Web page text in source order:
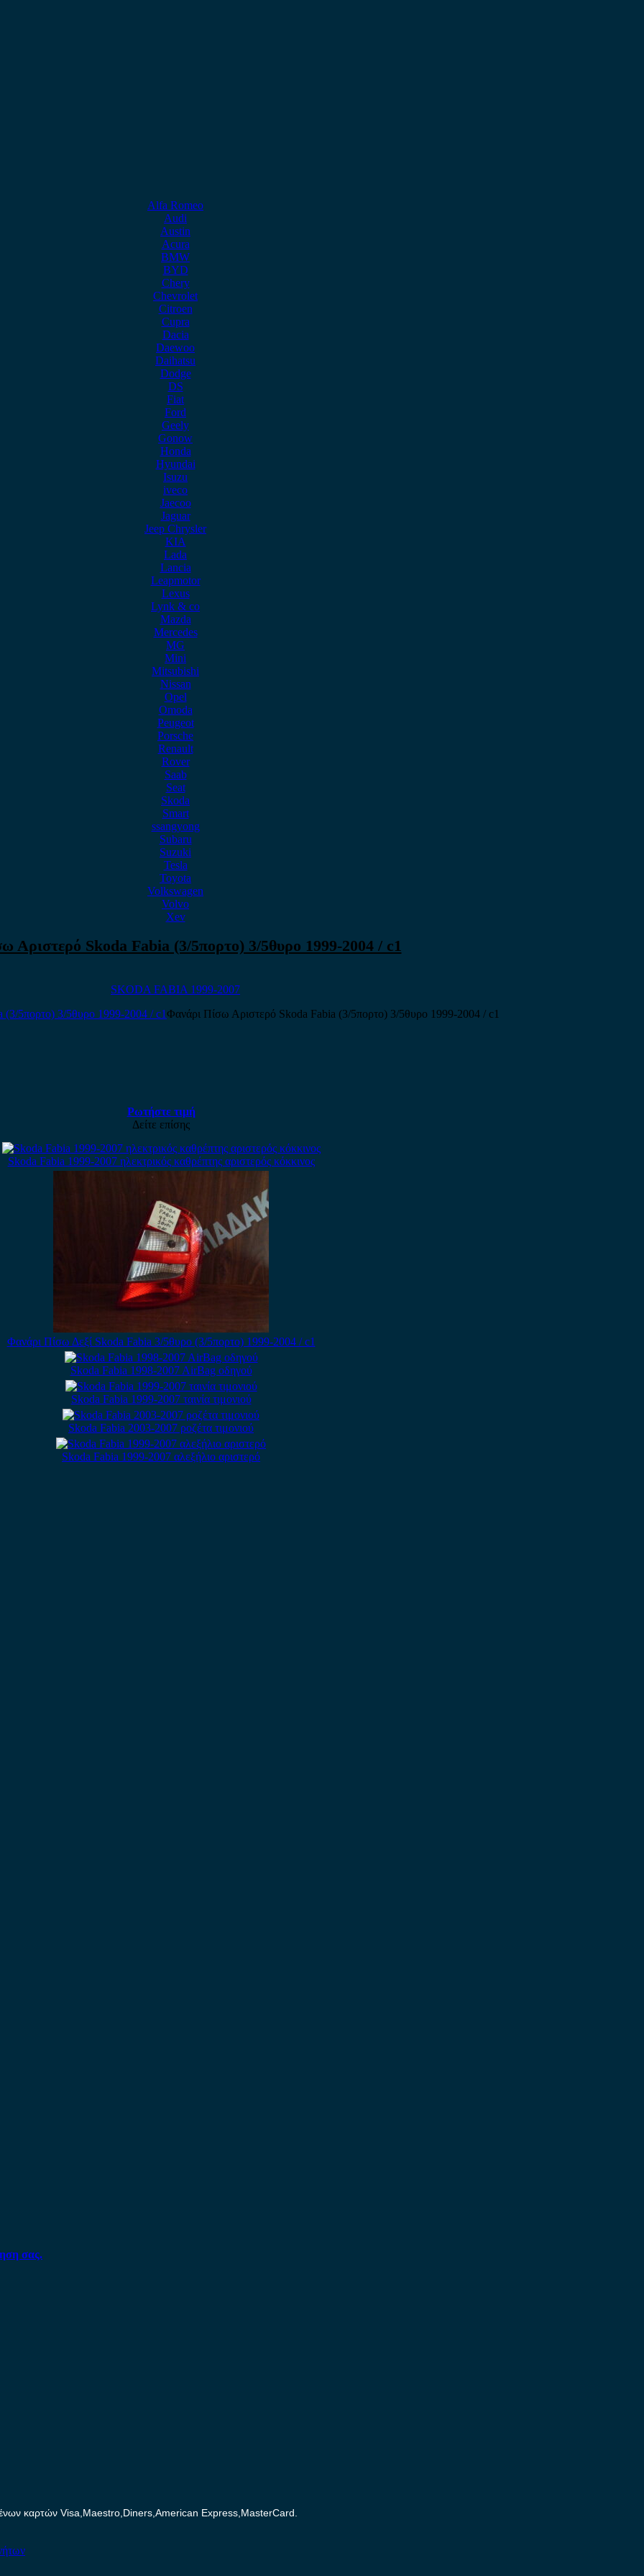
Alfa Romeo
Audi
Austin
Acura
BMW
BYD
Chery
Chevrolet
Citroen
Cupra
Dacia
Daewoo
Daihatsu
Dodge
DS
Fiat
Ford
Geely
Gonow
Honda
Hyundai
Isuzu
iveco
Jaecoo
Jaguar
Jeep Chrysler
KIA
Lada
Lancia
Leapmotor
Lexus
Lynk & co
Mazda
Mercedes
MG
Mini
Mitsubishi
Nissan
Opel
Omoda
Peugeot
Porsche
Renault
Rover
Saab
Seat
Skoda
Smart
ssangyong
Subaru
Suzuki
Tesla
Toyota
Volkswagen
Volvo
Xev
Αριστερό Skoda Fabia (3/5πορτο) 3/5θυρο 1999-2004 / c1
SKODA FABIA 1999-2007
Φανάρι Πίσω Αριστερό Skoda Fabia (3/5πορτο) 3/5θυρο 1999-2004 / c1
Ρωτήστε τιμή
Δείτε επίσης
Skoda Fabia 1999-2007 ηλεκτρικός καθρέπτης αριστερός κόκκινος
Φανάρι Πίσω Δεξί Skoda Fabia 3/5θυρο (3/5πορτο) 1999-2004 / c1
Skoda Fabia 1998-2007 AirBag οδηγού
Skoda Fabia 1999-2007 ταινία τιμονιού
Skoda Fabia 2003-2007 ροζέτα τιμονιού
Skoda Fabia 1999-2007 αλεξήλιο αριστερό
σας.
καρτών Visa,Maestro,Diners,American Express,MasterCard.